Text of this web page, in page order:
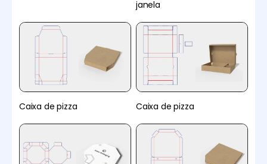
janela
Caixa de pizza Caixa de pizza